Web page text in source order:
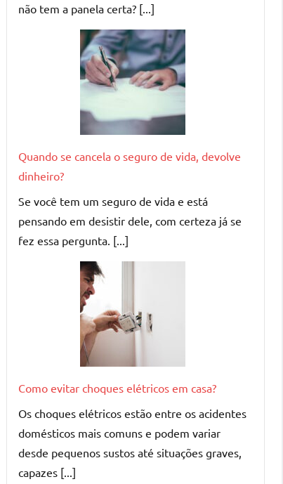
não tem a panela certa? [...]
Quando se cancela o seguro de vida, devolve
dinheiro?
Se você tem um seguro de vida e está
pensando em desistir dele, com certeza já se
fez essa pergunta. [...]
Como evitar choques elétricos em casa?
Os choques elétricos estão entre os acidentes
domésticos mais comuns e podem variar
desde pequenos sustos até situações graves,
capazes [...]